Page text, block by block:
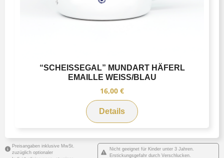
“SCHEISSEGAL” MUNDART HÄFERL
EMAILLE WEISS/BLAU
16,00 €
Details
Preisangaben inklusive MwSt.
zuzüglich optionaler
Nicht geeignet für Kinder unter 3 Jahren.
Erstickungsgefahr durch Verschlucken.